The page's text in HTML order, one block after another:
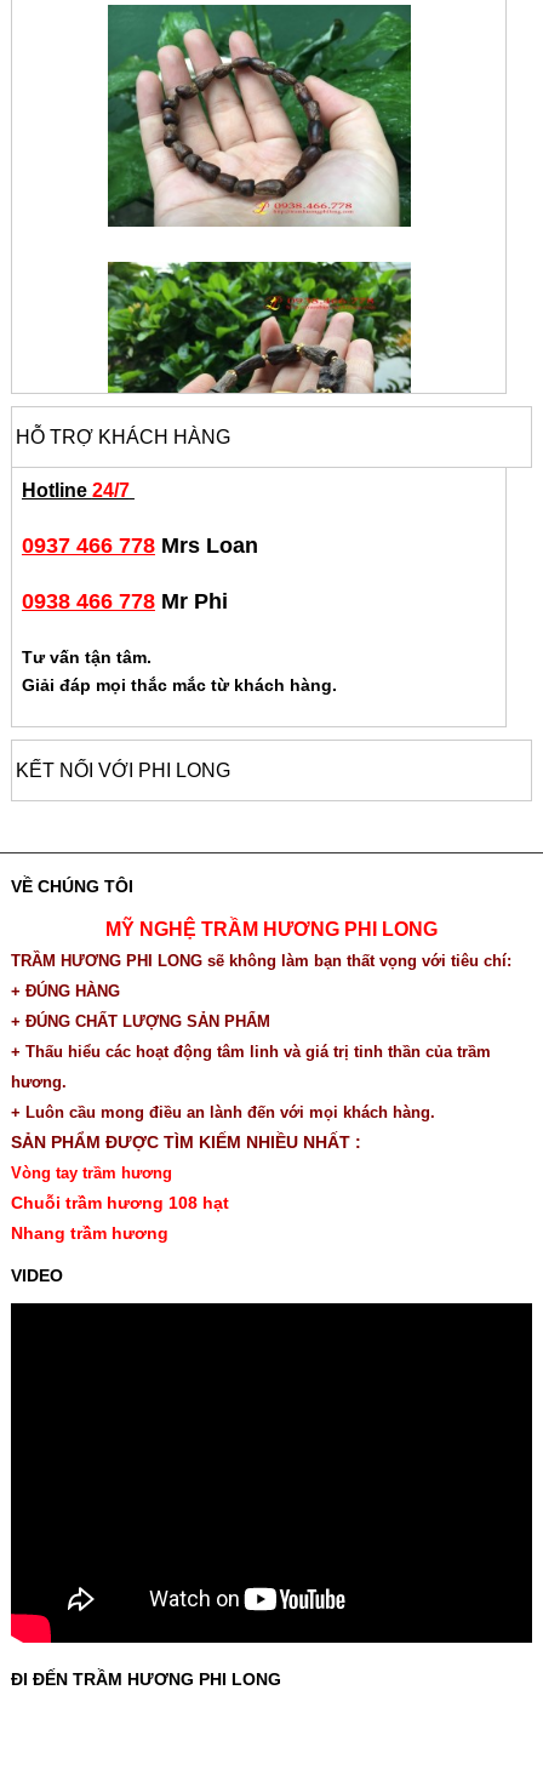
HỖ TRỢ KHÁCH HÀNG
Hotline 24/7
0937 466 778Mrs Loan
0938 466 778Mr Phi
Tư vấn tận tâm.
Giải đáp mọi thắc mắc từ khách hàng.
KẾT NỐI VỚI PHI LONG
VỀ CHÚNG TÔI
MỸ NGHỆ TRẦM HƯƠNG PHI LONG
TRẦM HƯƠNG PHI LONG sẽ không làm bạn thất vọng với tiêu chí:
+ ĐÚNG HÀNG
+ ĐÚNG CHẤT LƯỢNG SẢN PHẨM
+ Thấu hiểu các hoạt động tâm linh và giá trị tinh thần của trầm
hương.
+ Luôn cầu mong điều an lành đến với mọi khách hàng.
SẢN PHẨM ĐƯỢC TÌM KIẾM NHIỀU NHẤT :
Vòng tay trầm hương
Chuỗi trầm hương 108 hạt
Nhang trầm hương
VIDEO
ĐI ĐẾN TRẦM HƯƠNG PHI LONG